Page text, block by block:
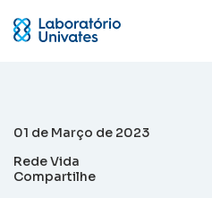
01 de Março de 2023
Rede Vida
Compartilhe